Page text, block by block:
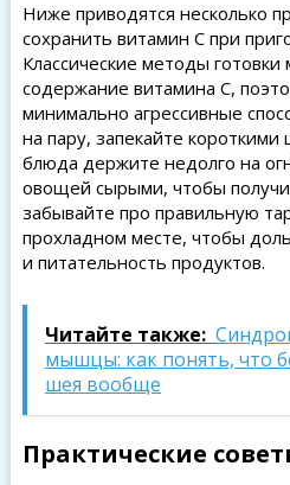
Ниже приводятся несколько
сохранить витамин C при
Классические методы готовки
содержание витамина C,
минимально агрессивные
на пару, запекайте
блюда держите недолго на
овощей сырыми, чтобы
забывайте про правильную
прохладном месте, чтобы
и питательность продуктов.
Читайте также:
мышцы: как понять, что
шея вообще
Практические